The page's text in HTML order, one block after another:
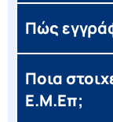
Πώς
Ποια
Ε.Μ.Επ;